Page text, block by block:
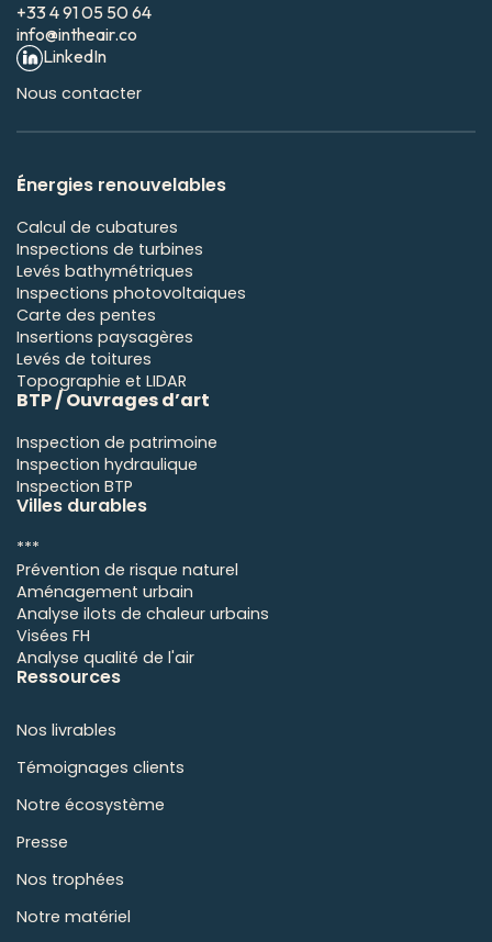
+33 4 91 05 50 64
info@intheair.co
LinkedIn
Nous contacter
Énergies renouvelables
Calcul de cubatures
Inspections de turbines
Levés bathymétriques
Inspections photovoltaiques
Carte des pentes
Insertions paysagères
Levés de toitures
Topographie et LIDAR
BTP / Ouvrages d’art
Inspection de patrimoine
Inspection hydraulique
Inspection BTP
Villes durables
***
Prévention de risque naturel
Aménagement urbain
Analyse ilots de chaleur urbains
Visées FH
Analyse qualité de l'air
Ressources
Nos livrables
Témoignages clients
Notre écosystème
Presse
Nos trophées
Notre matériel